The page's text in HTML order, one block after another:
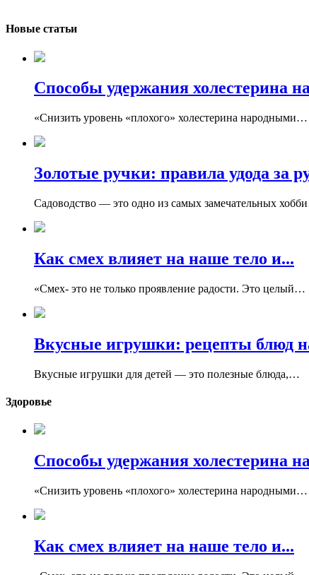
Новые статьи
Способы удержания холестерина
«Снизить уровень «плохого» холестерина народными…
Золотые ручки: правила удода за
Садоводство — это одно из самых замечательных
Как смех влияет на наше тело и...
«Смех- это не только проявление радости. Это целый…
Вкусные игрушки: рецепты блюд
Вкусные игрушки для детей — это полезные блюда,…
Здоровье
Способы удержания холестерина
«Снизить уровень «плохого» холестерина народными…
Как смех влияет на наше тело и...